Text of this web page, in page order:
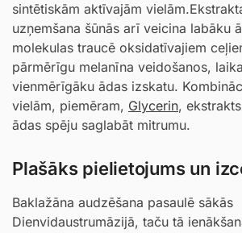
sintētiskām aktīvajām
uzņemšana šūnās arī veicina labāku
molekulas traucē oksidatīvajiem
pārmērīgu melanīna veidošanos,
vienmērīgāku ādas izskatu.
vielām, piemēram, Glycerin,
ādas spēju saglabāt mitrumu.
Plašāks pielietojums un
Baklažāna audzēšana pasaulē sākās
Dienvidaustrumāzijā, taču tā